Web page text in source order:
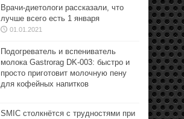
Врачи-диетологи рассказали, что
лучше всего есть 1 января
01.01.2021
Подогреватель и вспениватель
молока Gastrorag DK-003: быстро и
просто приготовит молочную пену
для кофейных напитков
SMIC столкнётся с трудностями при